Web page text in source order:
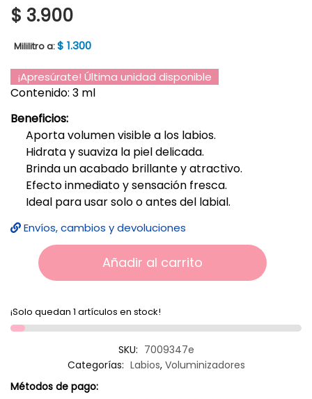
$ 3.900
Mililitro a:$ 1.300
¡Apresúrate! Última unidad disponible
Contenido: 3 ml
Beneficios:
Aporta volumen visible a los labios.
Hidrata y suaviza la piel delicada.
Brinda un acabado brillante y atractivo.
Efecto inmediato y sensación fresca.
Ideal para usar solo o antes del labial.
Envíos, cambios y devoluciones
Añadir al carrito
¡Solo quedan 1 artículos en stock!
SKU: 7009347e
Categorías: Labios, Voluminizadores
Métodos de pago: